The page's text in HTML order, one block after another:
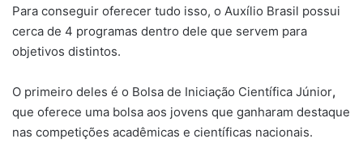
Para conseguir oferecer tudo isso, o Auxílio Brasil possui
cerca de 4 programas dentro dele que servem para
objetivos distintos.
O primeiro deles é o Bolsa de Iniciação Científica Júnior,
que oferece uma bolsa aos jovens que ganharam destaque
nas competições acadêmicas e científicas nacionais.